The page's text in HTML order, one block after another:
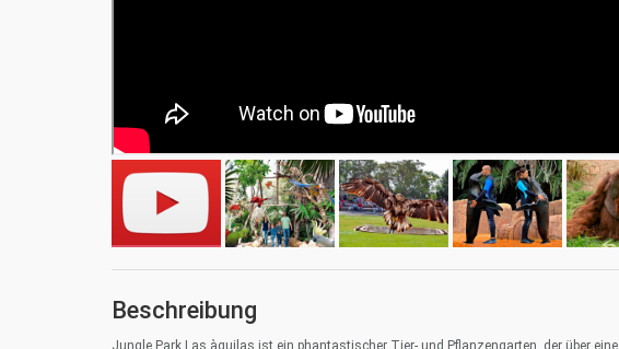
Beschreibung
Jungle Park Las àguilas ist ein phantastischer Tier- und Pflanzengarten, der über